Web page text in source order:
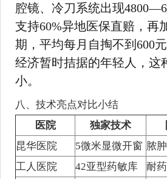
腔镜、冷刀系统出现
支持60%异地医保直赔，再
期，平均每月自掏不到600
经济暂时拮据的年轻人，这
小。
八、技术亮点对比小结
医院
独家技术
昆华医院
5微米显微开窗 脓
工人医院
42亚型药敏库 耐